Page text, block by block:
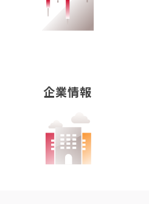
企業情報